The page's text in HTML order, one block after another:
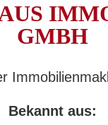
GMBH
Bekannt aus: